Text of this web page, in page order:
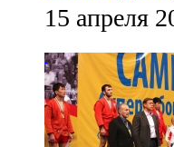
15 апреля